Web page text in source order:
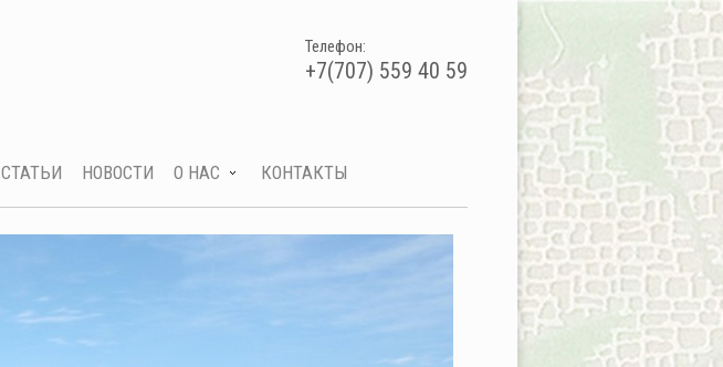
Телефон:
+7(707) 559 40 59
СТАТЬИ НОВОСТИ О НАС КОНТАКТЫ